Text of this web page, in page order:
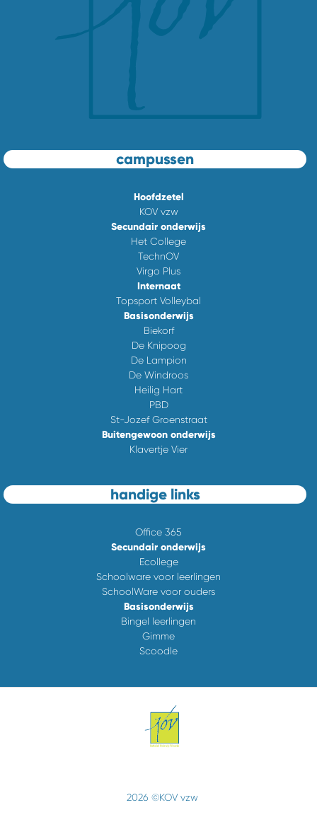
campussen
Hoofdzetel
KOV vzw
Secundair onderwijs
Het College
TechnOV
Virgo Plus
Internaat
Topsport Volleybal
Basisonderwijs
Biekorf
De Knipoog
De Lampion
De Windroos
Heilig Hart
PBD
St-Jozef Groenstraat
Buitengewoon onderwijs
Klavertje Vier
handige links
Office 365
Secundair onderwijs
Ecollege
Schoolware voor leerlingen
SchoolWare voor ouders
Basisonderwijs
Bingel leerlingen
Gimme
Scoodle
2026 ©KOV vzw